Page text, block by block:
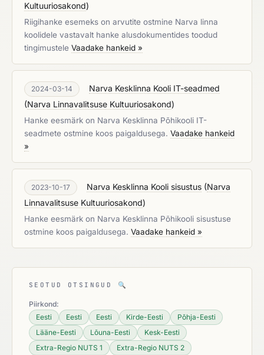
Kultuuriosakond)
Riigihanke esemeks on arvutite ostmine Narva linna
koolidele vastavalt hanke alusdokumentides toodud
tingimustele Vaadake hankeid »
2024-03-14
Narva Kesklinna Kooli IT-seadmed
(Narva Linnavalitsuse Kultuuriosakond)
Hanke eesmärk on Narva Kesklinna Põhikooli IT-
seadmete ostmine koos paigaldusega. Vaadake hankeid
»
2023-10-17 Narva Kesklinna Kooli sisustus (Narva
Linnavalitsuse Kultuuriosakond)
Hanke eesmärk on Narva Kesklinna Põhikooli sisustuse
ostmine koos paigaldusega. Vaadake hankeid »
SEOTUD OTSINGUD 🔍
Piirkond:
Eesti
Eesti Eesti Kirde-Eesti
Põhja-Eesti
Lääne-Eesti
Lõuna-Eesti
Kesk-Eesti
Extra-Regio NUTS 1
Extra-Regio NUTS 2